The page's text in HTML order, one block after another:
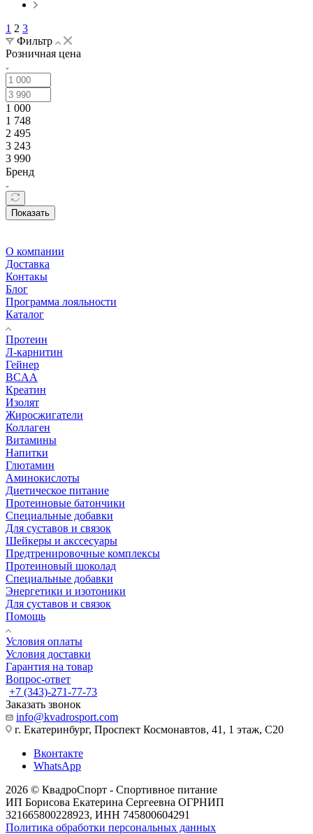
1 2 3
Фильтр
Розничная цена
1 000
1 748
2 495
3 243
3 990
Бренд
Показать
О компании
Доставка
Контакы
Блог
Программа лояльности
Каталог
Протеин
Л-карнитин
Гейнер
BCAA
Креатин
Изолят
Жиросжигатели
Коллаген
Витамины
Напитки
Глютамин
Аминокислоты
Диетическое питание
Протеиновые батончики
Специальные добавки
Для суставов и связок
Шейкеры и акссесуары
Предтренировочные комплексы
Протеиновый шоколад
Специальные добавки
Энергетики и изотоники
Для суставов и связок
Помощь
Условия оплаты
Условия доставки
Гарантия на товар
Вопрос-ответ
+7 (343)-271-77-73
Заказать звонок
info@kvadrosport.com
г. Екатеринбург, Проспект Космонавтов, 41, 1 этаж, С20
Вконтакте
WhatsApp
2026 © КвадроСпорт - Спортивное питание
ИП Борисова Екатерина Сергеевна ОГРНИП
321665800228923, ИНН 745800604291
Политика обработки персональных данных